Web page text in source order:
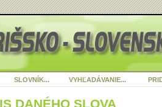
SLOVNÍK... VYHĽADÁVANIE...